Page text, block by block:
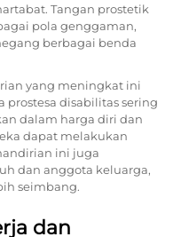
Tangan prostetik
pola genggaman,
berbagai benda
yang meningkat ini
disabilitas sering
dalam harga diri dan
dapat melakukan
ini juga
dan anggota keluarga,
seimbang.
dan